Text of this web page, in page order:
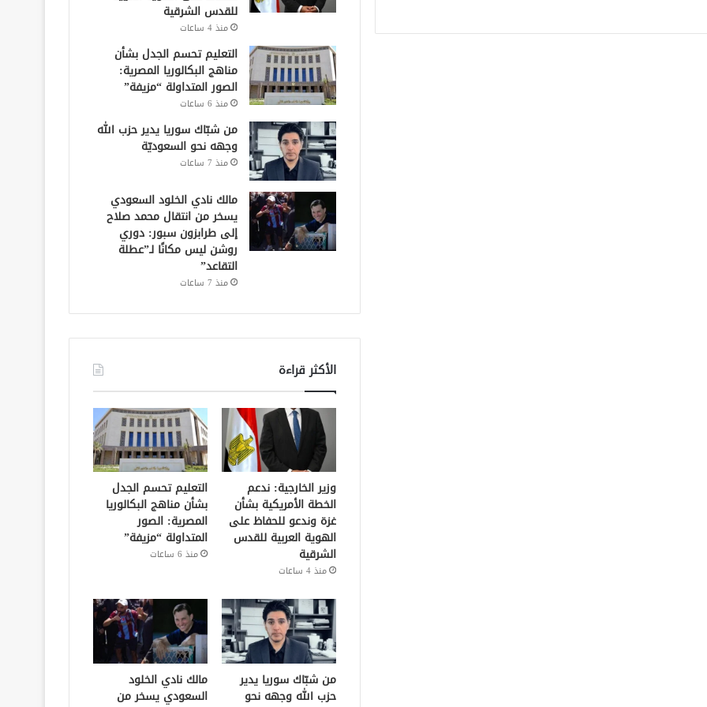
للقدس الشرقية
منذ 4 ساعات
التعليم تحسم الجدل بشأن
مناهج البكالوريا المصرية:
الصور المتداولة “مزيفة”
منذ 6 ساعات
من شبّاك سوريا يدير حزب الله
وجهه نحو السعوديّة
منذ 7 ساعات
مالك نادي الخلود السعودي
يسخر من انتقال محمد صلاح
إلى طرابزون سبور: دوري
روشن ليس مكانًا لـ”عطلة
التقاعد”
منذ 7 ساعات
الأكثر قراءة
وزير الخارجية: ندعم
الخطة الأمريكية بشأن
غزة وندعو للحفاظ على
الهوية العربية للقدس
الشرقية
منذ 4 ساعات
التعليم تحسم الجدل
بشأن مناهج البكالوريا
المصرية: الصور
المتداولة “مزيفة”
منذ 6 ساعات
من شبّاك سوريا يدير
حزب الله وجهه نحو
مالك نادي الخلود
السعودي يسخر من